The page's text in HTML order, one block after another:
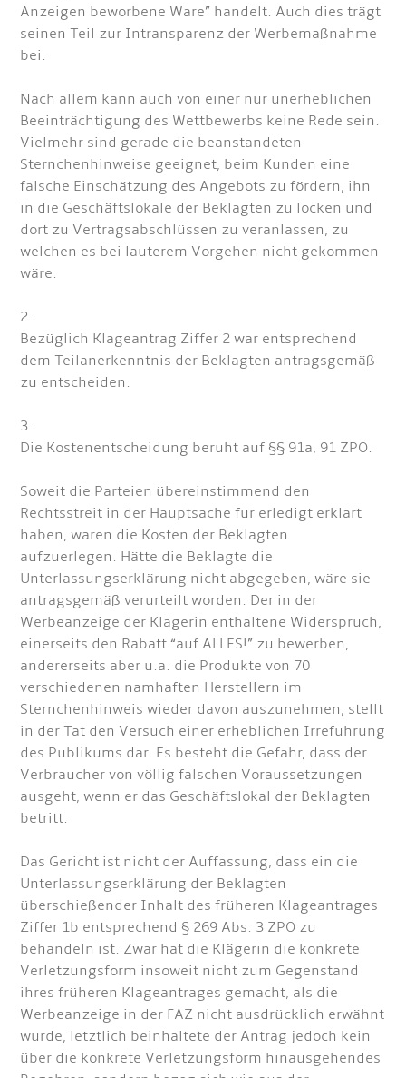
Anzeigen beworbene Ware” handelt. Auch dies trägt
seinen Teil zur Intransparenz der Werbemaßnahme
bei.
Nach allem kann auch von einer nur unerheblichen
Beeinträchtigung des Wettbewerbs keine Rede sein.
Vielmehr sind gerade die beanstandeten
Sternchenhinweise geeignet, beim Kunden eine
falsche Einschätzung des Angebots zu fördern, ihn
in die Geschäftslokale der Beklagten zu locken und
dort zu Vertragsabschlüssen zu veranlassen, zu
welchen es bei lauterem Vorgehen nicht gekommen
wäre.
2.
Bezüglich Klageantrag Ziffer 2 war entsprechend
dem Teilanerkenntnis der Beklagten antragsgemäß
zu entscheiden.
3.
Die Kostenentscheidung beruht auf §§ 91a, 91 ZPO.
Soweit die Parteien übereinstimmend den
Rechtsstreit in der Hauptsache für erledigt erklärt
haben, waren die Kosten der Beklagten
aufzuerlegen. Hätte die Beklagte die
Unterlassungserklärung nicht abgegeben, wäre sie
antragsgemäß verurteilt worden. Der in der
Werbeanzeige der Klägerin enthaltene Widerspruch,
einerseits den Rabatt “auf ALLES!” zu bewerben,
andererseits aber u.a. die Produkte von 70
verschiedenen namhaften Herstellern im
Sternchenhinweis wieder davon auszunehmen, stellt
in der Tat den Versuch einer erheblichen Irreführung
des Publikums dar. Es besteht die Gefahr, dass der
Verbraucher von völlig falschen Voraussetzungen
ausgeht, wenn er das Geschäftslokal der Beklagten
betritt.
Das Gericht ist nicht der Auffassung, dass ein die
Unterlassungserklärung der Beklagten
überschießender Inhalt des früheren Klageantrages
Ziffer 1b entsprechend § 269 Abs. 3 ZPO zu
behandeln ist. Zwar hat die Klägerin die konkrete
Verletzungsform insoweit nicht zum Gegenstand
ihres früheren Klageantrages gemacht, als die
Werbeanzeige in der FAZ nicht ausdrücklich erwähnt
wurde, letztlich beinhaltete der Antrag jedoch kein
über die konkrete Verletzungsform hinausgehendes